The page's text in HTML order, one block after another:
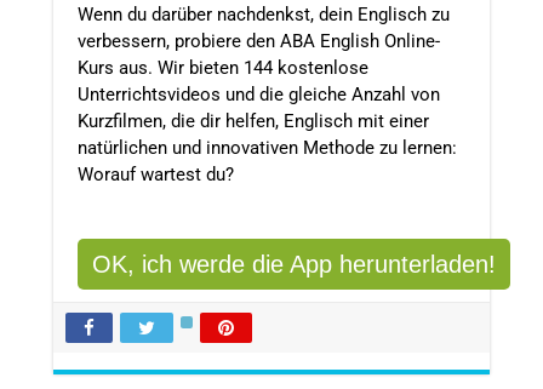
Wenn du darüber nachdenkst, dein Englisch zu
verbessern, probiere den ABA English Online-
Kurs aus. Wir bieten 144 kostenlose
Unterrichtsvideos und die gleiche Anzahl von
Kurzfilmen, die dir helfen, Englisch mit einer
natürlichen und innovativen Methode zu lernen:
Worauf wartest du?
OK, ich werde die App herunterladen!